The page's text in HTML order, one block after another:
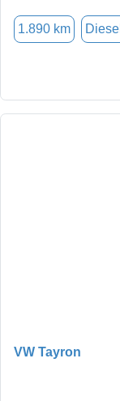
1.890 km Diesel
VW Tayron